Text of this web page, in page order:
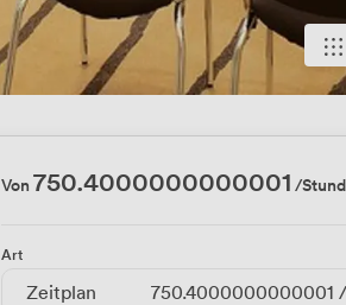
Von750.4000000000001 /
Art
Zeitplan 750.4000000000001